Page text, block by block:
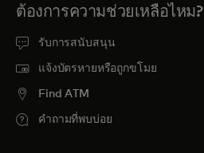
ต้องการความช่วยเหลือไหม?
รับการสนับสนุน
แจ้งบัตรหายหรือถูกขโมย
Find ATM
คำถามที่พบบ่อย